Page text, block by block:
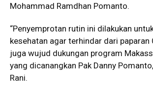
Mohammad Ramdhan Pomanto.
“Penyemprotan rutin ini dilakukan
kesehatan agar terhindar dari paparan
juga wujud dukungan program
yang dicanangkan Pak Danny
Rani.